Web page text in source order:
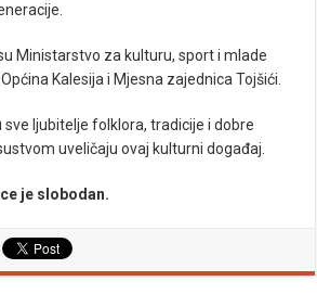
Ministarstvo za kulturu, sport i mlade
Kalesija i Mjesna zajednica Tojšići.
ljubitelje folklora, tradicije i dobre
uveličaju ovaj kulturni događaj.
je slobodan.